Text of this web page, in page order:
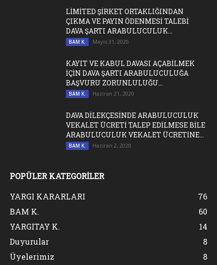
LİMİTED ŞİRKET ORTAKLIĞINDAN
ÇIKMA VE PAYIN ÖDENMESİ TALEBİ
DAVA ŞARTI ARABULUCULUK...
BAM K. Mayıs 31, 2020
KAYIT VE KABUL DAVASI AÇABİLMEK
İÇİN DAVA ŞARTI ARABULUCULUĞA
BAŞVURU ZORUNLULUĞU...
BAM K. Haziran 21, 2020
DAVA DİLEKÇESİNDE ARABULUCULUK
VEKALET ÜCRETİ TALEP EDİLMESE BİLE
ARABULUCULUK VEKALET ÜCRETİNE...
BAM K. Haziran 2, 2020
POPÜLER KATEGORİLER
YARGI KARARLARI
76
BAM K.
60
YARGITAY K.
14
Duyurular
8
Üyelerimiz
8